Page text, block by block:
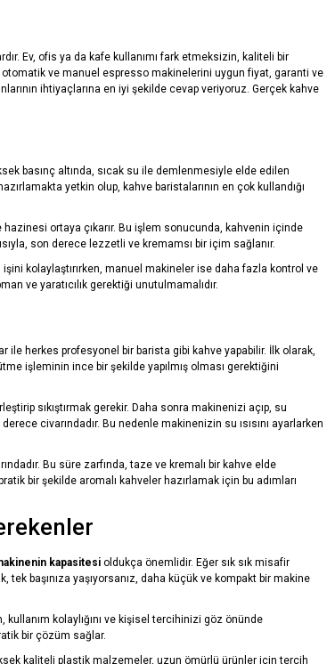
Ev, ofis ya da kafe kullanımı fark etmeksizin, kaliteli bir
ve manuel espresso makinelerini uygun fiyat, garanti ve
ihtiyaçlarına en iyi şekilde cevap veriyoruz. Gerçek kahve
basınç altında, sıcak su ile demlenmesiyle elde edilen
yetkin olup, kahve baristalarının en çok kullandığı
hazinesi ortaya çıkarır. Bu işlem sonucunda, kahvenin içinde
son derece lezzetli ve kremamsı bir içim sağlanır.
işini kolaylaştırırken, manuel makineler ise daha fazla kontrol ve
ve yaratıcılık gerektiği unutulmamalıdır.
ile herkes profesyonel bir barista gibi kahve yapabilir. İlk olarak,
işleminin ince bir şekilde yapılmış olması gerektiğini
sıkıştırmak gerekir. Daha sonra makinenizi açıp, su
civarındadır. Bu nedenle makinenizin su ısısını ayarlarken
Bu süre zarfında, taze ve kremalı bir kahve elde
bir şekilde aromalı kahveler hazırlamak için bu adımları
kapasitesi oldukça önemlidir. Eğer sık sık misafir
tek başınıza yaşıyorsanız, daha küçük ve kompakt bir makine
kolaylığını ve kişisel tercihinizi göz önünde
bir çözüm sağlar.
kaliteli plastik malzemeler, uzun ömürlü ürünler için tercih